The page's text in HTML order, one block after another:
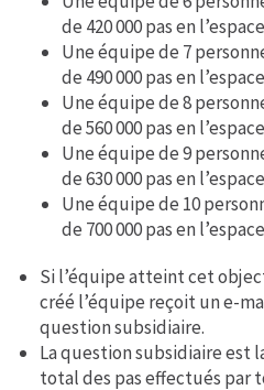
de 420 000 pas en
Une équipe de 7
de 490 000 pas en
Une équipe de 8
de 560 000 pas en
Une équipe de 9
de 630 000 pas en
Une équipe de 10
de 700 000 pas en
Si l’équipe atteint cet
créé l’équipe reçoit un e-
question subsidiaire.
La question subsidiaire est
total des pas effectués par